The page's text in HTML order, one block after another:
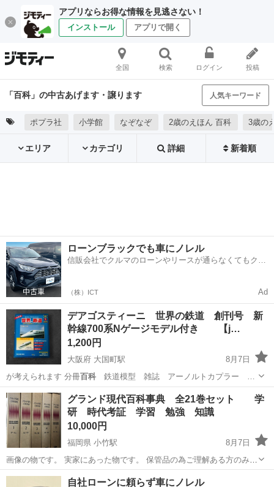
アプリならお得な情報を見逃さない！
インストール アプリで開く
全国 検索 ログイン 投稿
「百科」の中古あげます・譲ります 人気キーワード
ポプラ社 小学館 なぞなぞ 2歳のえほん 百科 3歳の
エリア カテゴリ 詳細 新着順
ローンブラックでも車にノレル
信販会社でクルマのローンやリースが通らなくてもクル
（株）ICT Ad
デアゴスティーニ 世界の鉄道 創刊号 新
幹線700系Nゲージモデル付き 【j…
1,200円
大阪府 大国町駅
8月7日
が考えられます 分冊百科鉄道模型 雑誌 アーノルトカプラー …
大阪 大阪市 大国町駅 模型、プラモデル
グランド現代百科事典 全21巻セット 学
研 時代考証 学習 勉強 知識
10,000円
福岡県 小竹駅
8月7日
画像の物です。 実家にあった物です。 保管品の為ご理解ある方のみ
よろしくお願いします。 自己紹介欄をよく読んでからご連絡頂くと お
話スムーズに進むと思います。 他の物と一緒でも大丈夫です。
福岡 飯塚市 小竹駅 参考書
自社ローンに頼らず車にノレル